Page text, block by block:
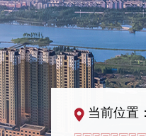
当前位置：